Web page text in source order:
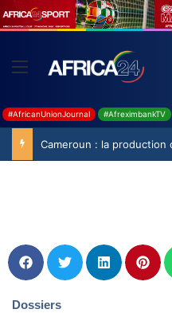
#AfricanUnionJournal #AfreximbankTV
Dossiers